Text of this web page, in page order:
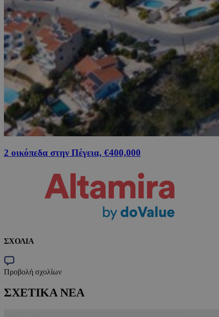
2 οικόπεδα στην Πέγεια, €400,000
ΣΧΟΛΙΑ
Προβολή σχολίων
ΣΧΕΤΙΚΑ ΝΕΑ